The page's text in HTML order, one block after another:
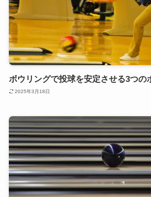
ボウリングで投球を安定させる3つの
2025年3月18日